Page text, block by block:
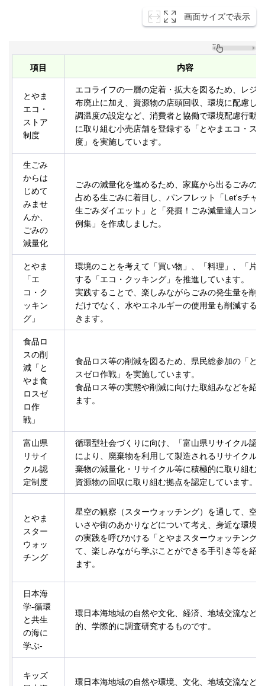
画面サイズで表示
項目 内容
とやま
エコ・
ストア
制度
エコライフの一層の定着・拡大を図るため、レジ
布廃止に加え、資源物の店頭回収、環境に配慮し
調温度の設定など、消費者と協働で環境配慮行動
に取り組む小売店舗を登録する「とやまエコ・ス
度」を実施しています。
生ごみ
からは
じめて
みませ
んか、
ごみの
減量化
ごみの減量化を進めるため、家庭から出るごみの
占める生ごみに着目し、パンフレット「Let'sチャ
生ごみダイエット」と「発掘！ごみ減量達人コン
例集」を作成しました。
とやま
「エ
コ・ク
ッキン
グ」
環境のことを考えて「買い物」、「料理」、「片
する「エコ・クッキング」を推進しています。
実践することで、楽しみながらごみの発生量を削
だけでなく、水やエネルギーの使用量も削減する
きます。
食品ロ
スの削
減「と
やま食
ロスゼ
ロ作
戦」
食品ロス等の削減を図るため、県民総参加の「と
スゼロ作戦」を実施しています。
食品ロス等の実態や削減に向けた取組みなどを紹
ます。
富山県
リサイ
クル認
定制度
循環型社会づくりに向け、「富山県リサイクル認
により、廃棄物を利用して製造されるリサイクル
棄物の減量化・リサイクル等に積極的に取り組む
資源物の回収に取り組む拠点を認定しています。
とやま
スター
ウォッ
チング
星空の観察（スターウォッチング）を通して、空
いさや街のあかりなどについて考え、身近な環境
の実践を呼びかける「とやまスターウォッチング
て、楽しみながら学ぶことができる手引き等を紹
ます。
日本海
学-循環
と共生
の海に
学ぶ-
環日本海地域の自然や文化、経済、地域交流など
的、学際的に調査研究するものです。
キッズ
環日本海地域の自然や環境、文化、地域交流など